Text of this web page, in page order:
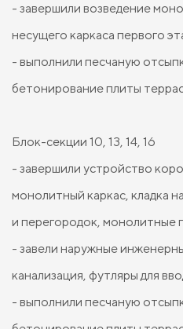
- завершили возведение
несущего каркаса первого
- выполнили песчаную
бетонирование плиты
Блок-секции 10, 13, 14, 16
- завершили устройство
монолитный каркас, кладка
и перегородок, монолитные
- завели наружные
канализация, футляры для
- выполнили песчаную